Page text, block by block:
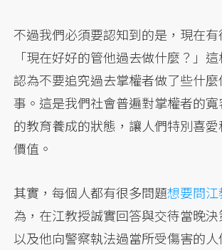
不過我們必須要認知到的是，現在
「現在好好的管他過去做什麼？」這
認為不要追究過去掌權者做了些什
事。這是我們社會普遍對掌權者的
的教育養成的狀態，讓人們特別喜
價值。
其實，每個人都有很多問題想要問江
為，在江教授誠實回答與交待當晚決
以及他向警察執法過當所受傷害的人